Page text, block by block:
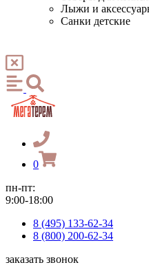
Лыжи и
Санки детские
0
пн-пт:
9:00-18:00
8 (495) 133-62-34
8 (800) 200-62-34
заказать звонок